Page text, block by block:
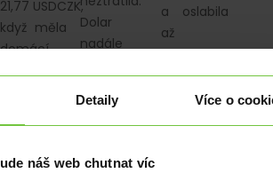
Detaily Více o
náš web chutnat víc
21,77 USDCZK,
když měla
domácí
Dolar
nadále
dorazí
domácí
a oslabila
až
k hladině
23,70 EURCZK,
kde byla